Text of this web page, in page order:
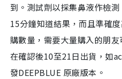
到。測試劑以採集鼻液作檢
15分鐘知道結果，而且準確
購數量，需要大量購入的朋
在確認後10至21日出貨，如
發DEEPBLUE 原廠版本。